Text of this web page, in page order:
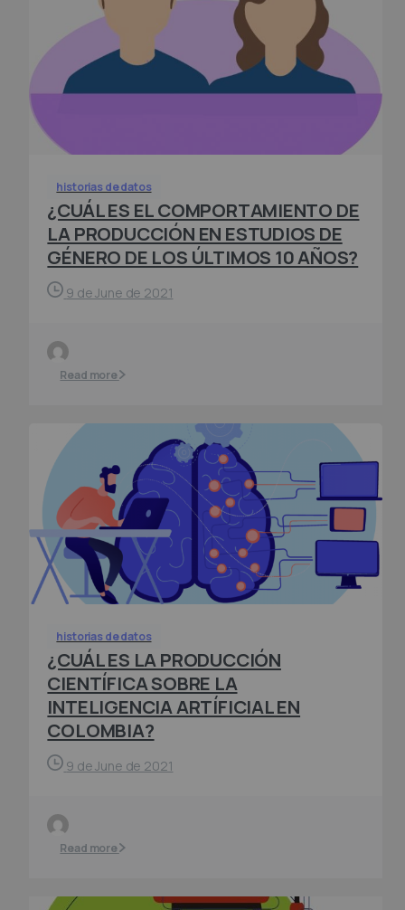
historias de datos
¿CUÁL ES EL COMPORTAMIENTO DE
LA PRODUCCIÓN EN ESTUDIOS DE
GÉNERO DE LOS ÚLTIMOS 10 AÑOS?
9 de June de 2021
Read more
historias de datos
¿CUÁL ES LA PRODUCCIÓN
CIENTÍFICA SOBRE LA
INTELIGENCIA ARTÍFICIAL EN
COLOMBIA?
9 de June de 2021
Read more